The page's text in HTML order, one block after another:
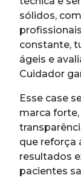
sólidos,
constante,
ágeis e
Cuidador
Esse case
marca
que reforça
resultados
pacientes